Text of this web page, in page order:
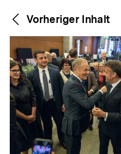
Weitere
Inhalte
Content-
Navigation
Vorheriger Inhalt